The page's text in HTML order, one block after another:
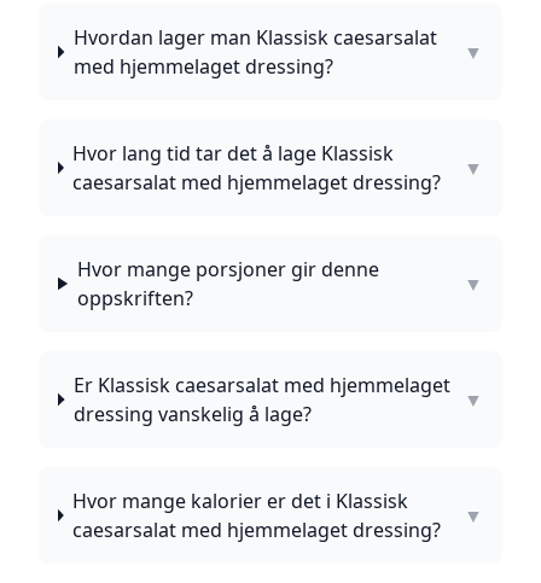
Hvordan lager man Klassisk caesarsalat
med hjemmelaget dressing?
▼
Hvor lang tid tar det å lage Klassisk
caesarsalat med hjemmelaget dressing?
▼
Hvor mange porsjoner gir denne
oppskriften?
▼
Er Klassisk caesarsalat med hjemmelaget
dressing vanskelig å lage?
▼
Hvor mange kalorier er det i Klassisk
caesarsalat med hjemmelaget dressing?
▼